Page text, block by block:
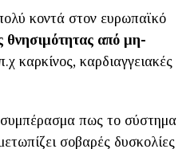
κοντά στον ευρωπαϊκό
θνησιμότητας από μη-
καρκίνος, καρδιαγγειακές
πως το σύστημα
σοβαρές δυσκολίες